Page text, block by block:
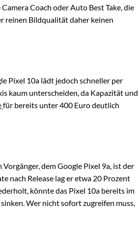
Coach oder Auto Best Take, die
reinen Bildqualität daher keinen
Pixel 10a lädt jedoch schneller per
kaum unterscheiden, da Kapazität und
für bereits unter 400 Euro deutlich
dem Google Pixel 9a, ist der
nach Release lag er etwa 20 Prozent
könnte das Pixel 10a bereits im
Wer nicht sofort zugreifen muss,